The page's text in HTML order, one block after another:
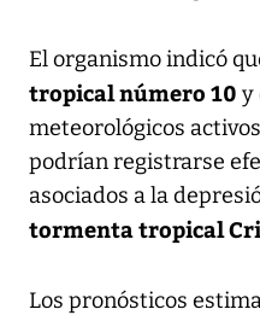
El organismo indicó
tropical número 10 y
meteorológicos
podrían registrarse
asociados a la
tormenta tropical
Los pronósticos